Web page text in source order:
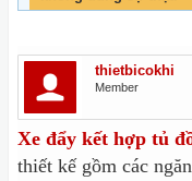
thietbicokhi
Member
Xe đẩy kết hợp tủ
thiết kế gồm các